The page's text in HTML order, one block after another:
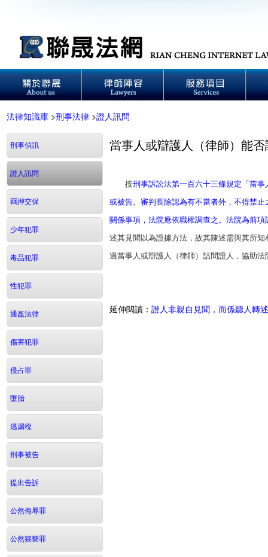
法律知識庫 >刑事法律 >證人訊問
刑事偵訊
證人訊問
羈押交保
少年犯罪
毒品犯罪
性犯罪
通姦法律
傷害犯罪
侵占罪
墮胎
逃漏稅
刑事被告
提出告訴
公然侮辱罪
公然猥褻罪
當事人或辯護人（律師）能
按刑事訴訟法第一百六十三條規定「當
或被告。審判長除認為有不當者外，不得禁
關係事項，法院應依職權調查之。法院為前
述其見聞以為證據方法，故其陳述需與其所
過當事人或辯護人（律師）詰問證人，協助法
延伸閱讀： 證人非親自見聞，而係聽人轉